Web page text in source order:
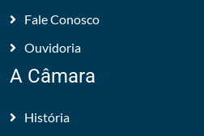
Fale Conosco
Ouvidoria
A Câmara
História